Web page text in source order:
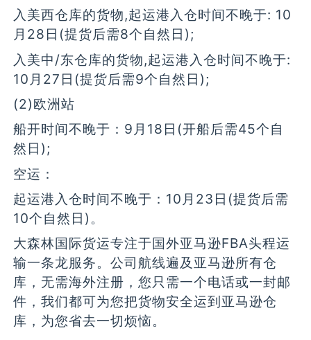
入美西仓库的货物,起运港入仓时间不晚于: 10
月28日(提货后需8个自然日);
入美中/东仓库的货物,起运港入仓时间不晚于:
10月27日(提货后需9个自然日);
(2)欧洲站
船开时间不晚于：9月18日(开船后需45个自
然日);
空运：
起运港入仓时间不晚于：10月23日(提货后需
10个自然日)。
大森林国际货运专注于国外亚马逊FBA头程运
输一条龙服务。公司航线遍及亚马逊所有仓
库，无需海外注册，您只需一个电话或一封邮
件，我们都可为您把货物安全运到亚马逊仓
库，为您省去一切烦恼。